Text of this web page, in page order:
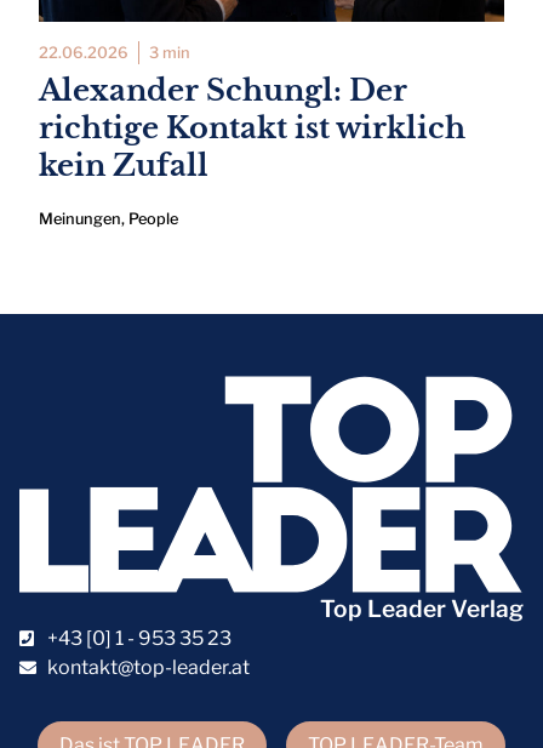
22.06.2026 3 min
Alexander Schungl: Der
richtige Kontakt ist wirklich
kein Zufall
Meinungen, People
Top Leader Verlag
+43 [0] 1 - 953 35 23
kontakt@top-leader.at